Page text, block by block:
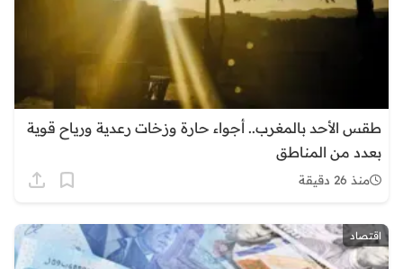
طقس الأحد بالمغرب.. أجواء حارة وزخات رعدية ورياح قوية
بعدد من المناطق
منذ 26 دقيقة
اقتصاد